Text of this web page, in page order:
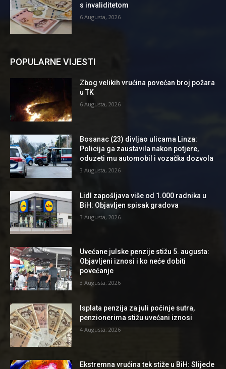
s invaliditetom
6 Augusta, 2026
POPULARNE VIJESTI
Zbog velikih vrućina povećan broj požara
u TK
6 Augusta, 2026
Bosanac (23) divljao ulicama Linza:
Policija ga zaustavila nakon potjere,
oduzeti mu automobil i vozačka dozvola
3 Augusta, 2026
Lidl zapošljava više od 1.000 radnika u
BiH: Objavljen spisak gradova
3 Augusta, 2026
Uvećane julske penzije stižu 5. augusta:
Objavljeni iznosi i ko neće dobiti
povećanje
3 Augusta, 2026
Isplata penzija za juli počinje sutra,
penzionerima stižu uvećani iznosi
4 Augusta, 2026
Ekstremna vrućina tek stiže u BiH: Slijede